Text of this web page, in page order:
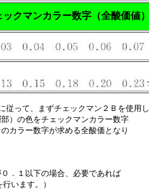
ックマンカラー数字（全酸価値
って、まずチェックマン２Ｂを使用
）の色をチェックマンカラー数字
ラー数字が求める全酸価となり
１以下の場合、必要であれば
います。）